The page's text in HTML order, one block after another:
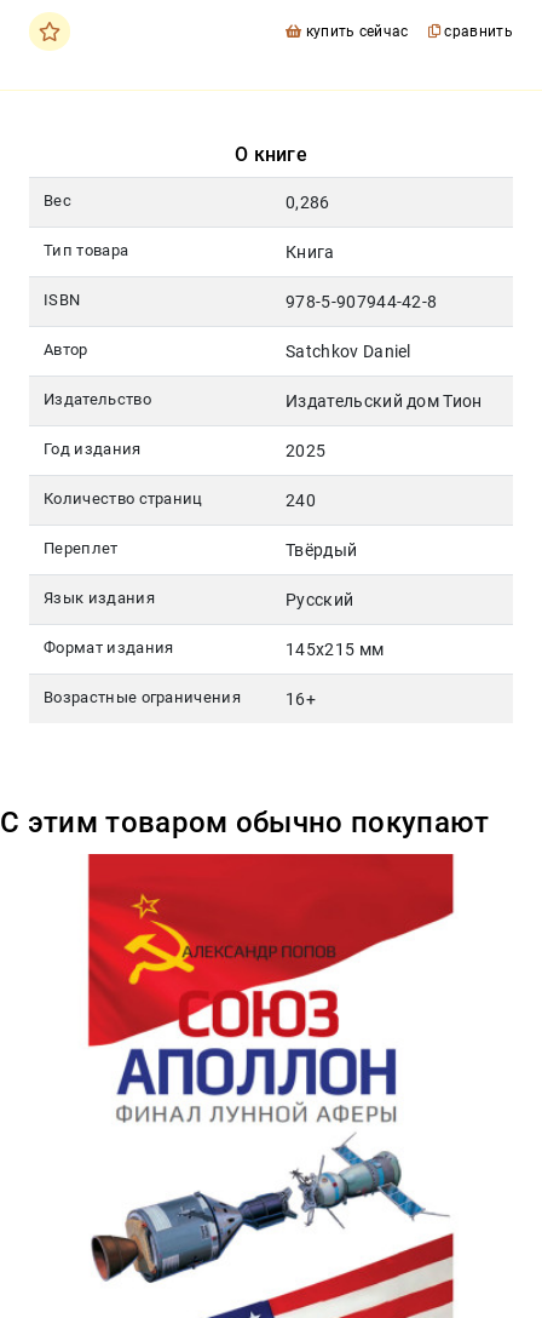
купить сейчас сравнить
О книге
Вес 0,286
Тип товара Книга
ISBN 978-5-907944-42-8
Автор Satchkov Daniel
Издательство Издательский дом Тион
Год издания 2025
Количество страниц 240
Переплет Твёрдый
Язык издания Русский
Формат издания 145х215 мм
Возрастные ограничения 16+
С этим товаром обычно покупают